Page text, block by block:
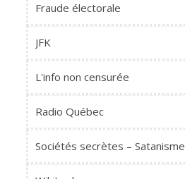
Fraude électorale
JFK
L'info non censurée
Radio Québec
Sociétés secrètes – Satanisme